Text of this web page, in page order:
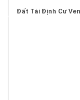
Đất Tái Định Cư